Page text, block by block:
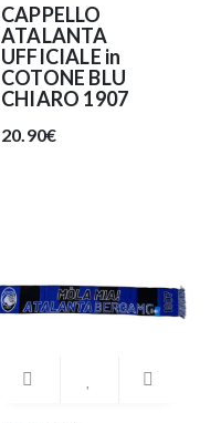
CAPPELLO
ATALANTA
UFFICIALE in
COTONE BLU
CHIARO 1907
20.90€